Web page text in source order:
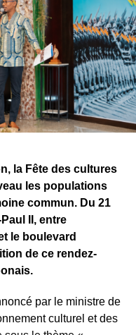
qu’il espère
de son parcours.
dépasse désormais
Il devient aussi
pour les
retombées est déjà
n’est pas encore
Sean Bridon Music
après cette belle
proposer des projets
durablement Tris
gabonaise.
la Fête des cultures
les populations
commun. Du 21
II, entre
le boulevard
de ce rendez-
par le ministre de
culturel et des